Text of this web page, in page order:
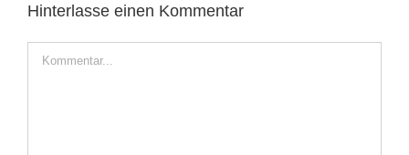
Hinterlasse einen Kommentar